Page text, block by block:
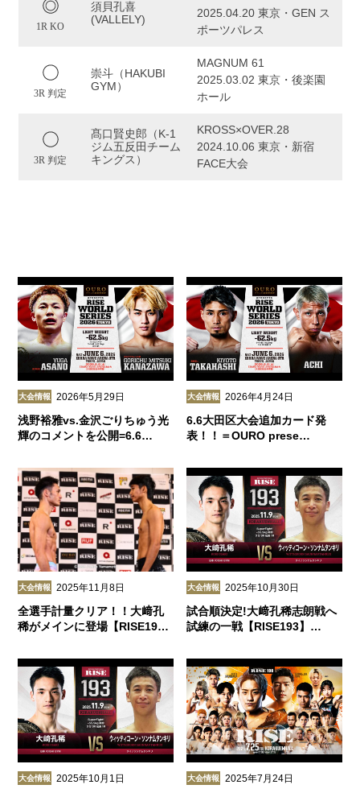
1R KO
須貝孔喜
(VALLELY)
2025.04.20 東京・GEN ス
ポーツパレス
3R 判定
崇斗（HAKUBI
GYM）
MAGNUM 61
2025.03.02 東京・後楽園
ホール
3R 判定
髙口賢史郎（K-1
ジム五反田チーム
キングス）
KROSS×OVER.28
2024.10.06 東京・新宿
FACE大会
大会情報 2026年5月29日
浅野裕雅vs.金沢ごりちゅう光
輝のコメントを公開=6.6…
大会情報 2026年4月24日
6.6大田区大会追加カード発
表！！＝OURO prese…
大会情報 2025年11月8日
全選手計量クリア！！大﨑孔
稀がメインに登場【RISE19…
大会情報 2025年10月30日
試合順決定!大﨑孔稀志朗戦へ
試練の一戦【RISE193】…
大会情報 2025年10月1日 大会情報 2025年7月24日